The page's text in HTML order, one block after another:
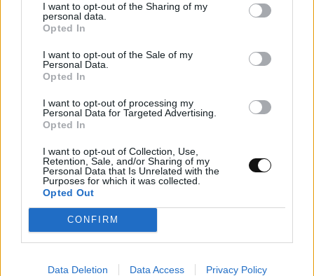
I want to opt-out of the Sharing of my
personal data.
Opted In
I want to opt-out of the Sale of my
Personal Data.
Opted In
I want to opt-out of processing my
Personal Data for Targeted Advertising.
Opted In
I want to opt-out of Collection, Use,
Retention, Sale, and/or Sharing of my
Personal Data that Is Unrelated with the
Purposes for which it was collected.
Opted Out
CONFIRM
Data Deletion Data Access Privacy Policy
Εφαρμογές Android ενδέχεται να
χρηστών με διαφημιστές